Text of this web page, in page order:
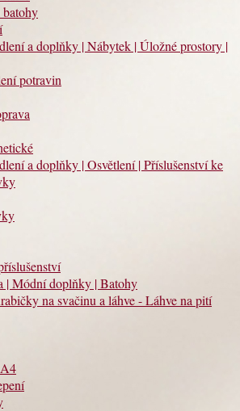
batohy
a doplňky | Nábytek | Úložné prostory |
potravin
a doplňky | Osvětlení | Příslušenství ke
| Módní doplňky | Batohy
na svačinu a láhve - Láhve na pití